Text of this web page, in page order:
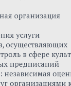
организация
услуги
осуществляющих
в сфере
предписаний
организациями